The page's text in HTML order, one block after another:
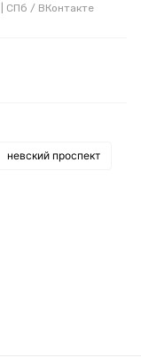
СПб / ВКонтакте
невский проспект